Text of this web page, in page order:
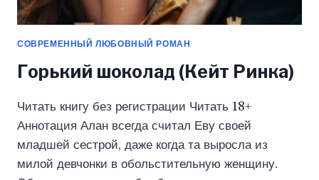
СОВРЕМЕННЫЙ ЛЮБОВНЫЙ РОМАН
Горький шоколад (Кейт Ринка)
Читать книгу без регистрации Читать 18+
Аннотация Алан всегда считал Еву своей
младшей сестрой, даже когда та выросла из
милой девчонки в обольстительную женщину.